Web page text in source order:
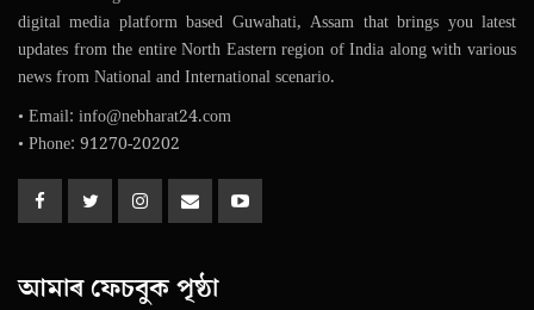
digital media platform based Guwahati, Assam that brings you latest
updates from the entire North Eastern region of India along with various
news from National and International scenario.
• Email: info@nebharat24.com
• Phone: 91270-20202
আমাৰ ফেচবুক পৃষ্ঠা